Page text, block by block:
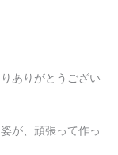
ありがとうござい
が、頑張って作っ